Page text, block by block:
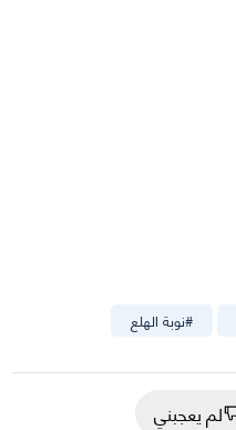
#نوبة الهلع
لم يعجبني